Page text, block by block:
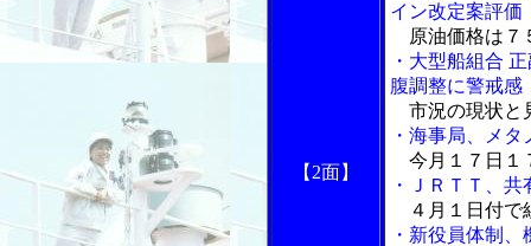
【2面】
イン改定案評価
原油価格は７
・大型船組合
腹調整に警戒感
市況の現状と
・海事局、メ
今月１７日１
・ＪＲＴＴ、
４月１日付で
・新役員体制